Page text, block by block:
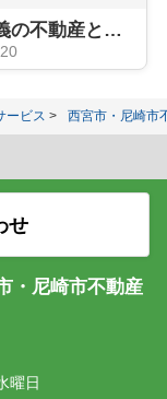
共有名義の不動産とは？売却方法や注意点をご紹介
ービス 西宮市・尼崎市
せ
・尼崎市不動産
曜日